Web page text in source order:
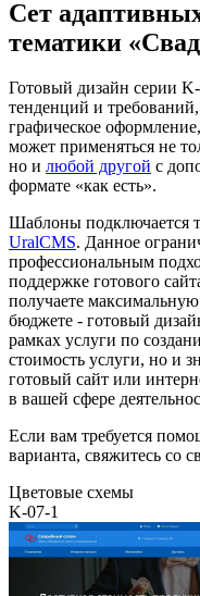
Сет
тематики
Готовый дизайн серии
тенденций и
графическое
может применяться не
но и любой другой с
формате «как есть».
Шаблоны подключается
UralCMS. Данное
профессиональным
поддержке готового
получаете
бюджете - готовый
рамках услуги по
стоимость услуги, но и
готовый сайт или
в вашей сфере
Если вам требуется
варианта, свяжитесь со
Цветовые схемы
K-07-1